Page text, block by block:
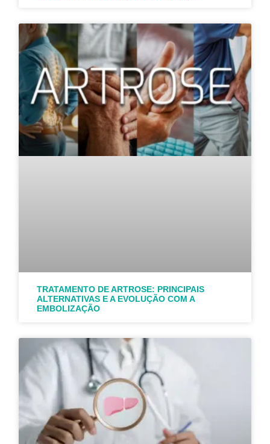
TRATAMENTO DE ARTROSE: PRINCIPAIS
ALTERNATIVAS E A EVOLUÇÃO COM A
EMBOLIZAÇÃO